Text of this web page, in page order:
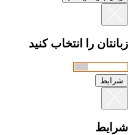
زبانتان را انتخاب کنید
شرایط
شرایط